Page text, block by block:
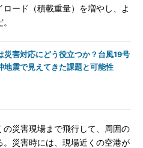
ード（積載重量）を増やし、よ
災害対応にどう役立つか？台風19号
地震で見えてきた課題と可能性
災害現場まで飛行して、周囲の
災害時には、現場近くの空港が